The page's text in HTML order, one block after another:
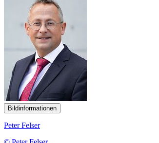
Bildinformationen
Peter Felser